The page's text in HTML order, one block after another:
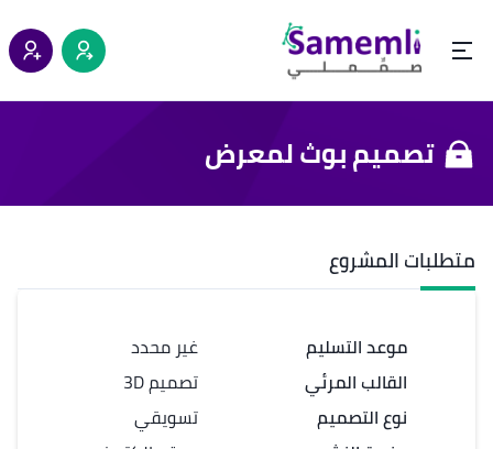
تصميم بوث لمعرض
متطلبات المشروع
موعد التسليم
القالب المرئي
نوع التصميم
غير محدد
تصميم 3D
تسويقي